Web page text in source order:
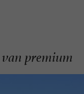
van premium